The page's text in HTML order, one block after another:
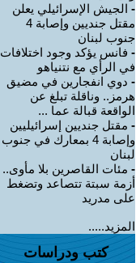
- الجيش الإسرائيلي يعلن
مقتل جنديين وإصابة 4
جنوب لبنان
- فانس يؤكد وجود اختلافات
في الرأي مع نتنياهو
- دوي انفجارين في مضيق
هرمز.. وناقلة تبلغ عن
الواقعة قبالة عما ...
- مقتل جنديين إسرائيليين
وإصابة 4 بمعارك في جنوب
لبنان
- مئات القاصرين بلا مأوى..
أزمة سبتة تتصاعد وتضغط
على مدريد
المزيد.....
كتب ودراسات